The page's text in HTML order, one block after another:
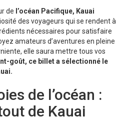
de l’océan Pacifique, Kauai
des voyageurs qui se rendent à
nécessaires pour satisfaire
amateurs d’aventures en pleine
elle saura mettre tous vos
goût, ce billet a sélectionné le
de l’océan :
de Kauai